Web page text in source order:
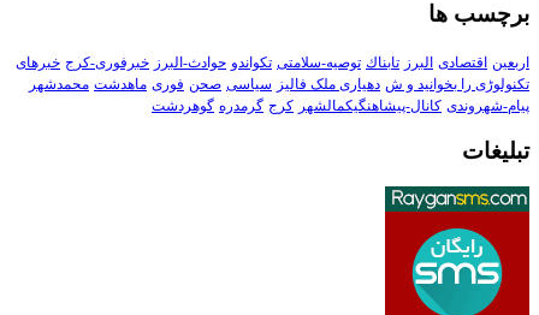
برچسب ها
اربعین اقتصادی البرز تابناك توصیه-سلامتی تکواندو حوادث-البرز خبرفوری-کرج خبرهای
تکنولوڑی را بخوانید و ش دهیاری ملک فالیز سیاسی صحن فوری ماهدشت محمدشهر
پیام-شهروندی کانال-پیشاهنگیکمالشهر کرج گرمدره گوهردشت
تبلیغات